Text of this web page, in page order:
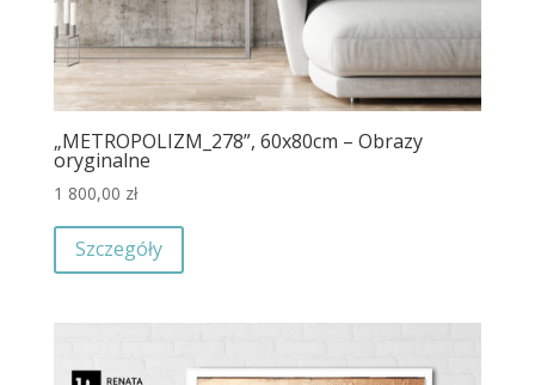
„METROPOLIZM_278”, 60x80cm – Obrazy
oryginalne
1 800,00 zł
Szczegóły